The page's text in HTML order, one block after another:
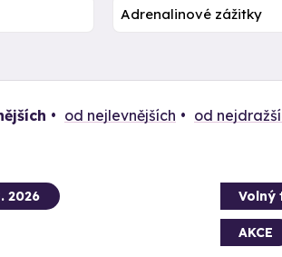
od nejlevnějších od
2026 Volný
AKCE